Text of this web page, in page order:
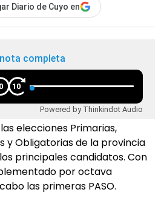
Diario de Cuyo en
completa
10
Powered by Thinkindot Audio
elecciones Primarias,
y Obligatorias de la provincia
principales candidatos. Con
por octava
las primeras PASO.